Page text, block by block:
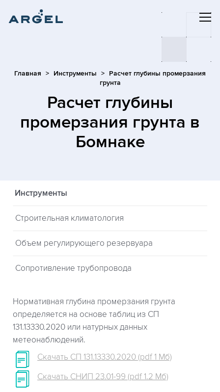
Главная Инструменты
Расчет глубины промерзания
грунта
Расчет глубины
промерзания грунта в
Бомнаке
Инструменты
Строительная климатология
Объем регулирующего резервуара
Сопротивление трубопровода
Нормативная глубина промерзания грунта
определяется на основе таблиц из СП
131.13330.2020 или натурных данных
метеонаблюдений.
Скачать СП 131.13330.2020 (pdf 1 Мб)
Скачать СНИП 23.01-99 (pdf 1.2 Мб)